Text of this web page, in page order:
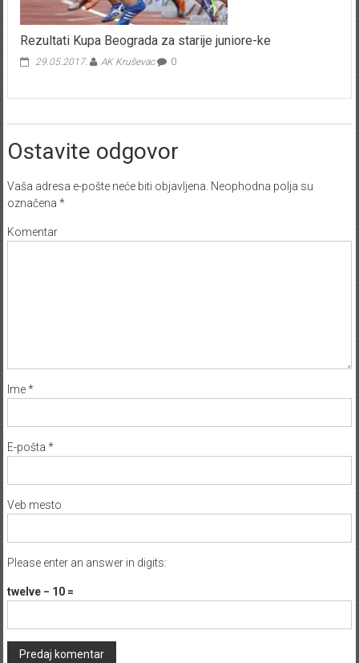
Rezultati Kupa Beograda za starije juniore-ke
29.05.2017. AK Kruševac 0
Ostavite odgovor
Vaša adresa e-pošte neće biti objavljena. Neophodna polja su
označena *
Komentar
Ime*
E-pošta *
Veb mesto
Please enter an answer in digits:
twelve − 10 =